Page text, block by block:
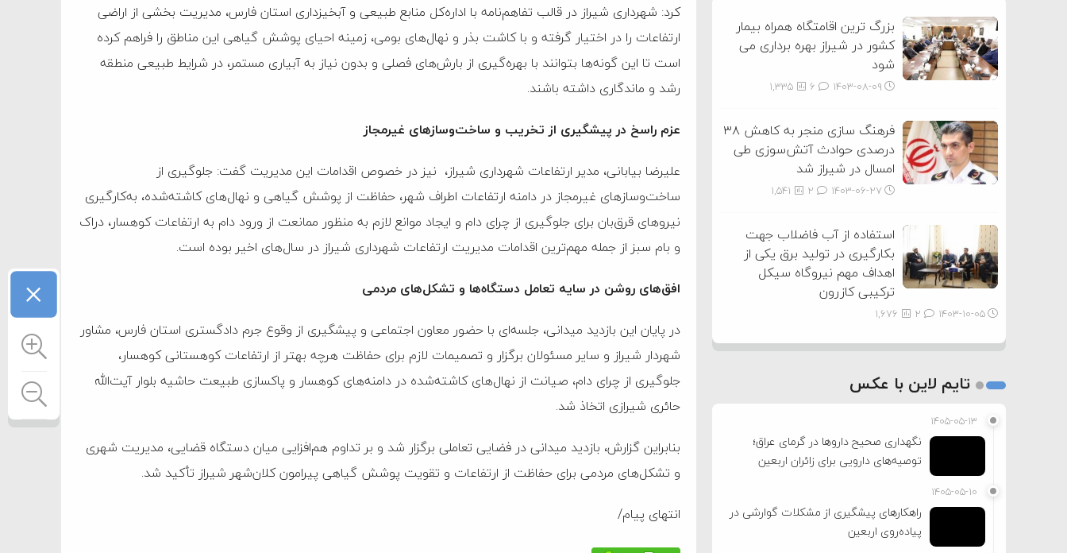
کرد: شهرداری شیراز در قالب تفاهم‌نامه با اداره‌کل منابع طبیعی و آبخیزداری استان فارس، مدیریت بخشی از اراضی
ارتفاعات را در اختیار گرفته و با کاشت بذر و نهال‌های بومی، زمینه احیای پوشش گیاهی این مناطق را فراهم کرده
است تا این گونه‌ها بتوانند با بهره‌گیری از بارش‌های فصلی و بدون نیاز به آبیاری مستمر، در شرایط طبیعی منطقه
رشد و ماندگاری داشته باشند.
عزم راسخ در پیشگیری از تخریب و ساخت‌وسازهای غیرمجاز
علیرضا بیابانی، مدیر ارتفاعات شهرداری شیراز، نیز در خصوص اقدامات این مدیریت گفت: جلوگیری از
ساخت‌وسازهای غیرمجاز در دامنه ارتفاعات اطراف شهر، حفاظت از پوشش گیاهی و نهال‌های کاشته‌شده، به‌کارگیری
نیروهای قرق‌بان برای جلوگیری از چرای دام و ایجاد موانع لازم به منظور ممانعت از ورود دام به ارتفاعات کوهسار، دراک
و بام سبز از جمله مهم‌ترین اقدامات مدیریت ارتفاعات شهرداری شیراز در سال‌های اخیر بوده است.
افق‌های روشن در سایه تعامل دستگاه‌ها و تشکل‌های مردمی
در پایان این بازدید میدانی، جلسه‌ای با حضور معاون اجتماعی و پیشگیری از وقوع جرم دادگستری استان فارس، مشاور
شهردار شیراز و سایر مسئولان برگزار و تصمیمات لازم برای حفاظت هرچه بهتر از ارتفاعات کوهستانی کوهسار،
جلوگیری از چرای دام، صیانت از نهال‌های کاشته‌شده در دامنه‌های کوهسار و پاکسازی طبیعت حاشیه بلوار آیت‌الله
حائری شیرازی اتخاذ شد.
بنابراین گزارش، بازدید میدانی در فضایی تعاملی برگزار شد و بر تداوم هم‌افزایی میان دستگاه قضایی، مدیریت شهری
و تشکل‌های مردمی برای حفاظت از ارتفاعات و تقویت پوشش گیاهی پیرامون کلان‌شهر شیراز تأکید شد.
انتهای پیام/
بزرگ ترین اقامتگاه همراه بیمار
کشور در شیراز بهره برداری می
شود
۱۴۰۳-۰۸-۰۹ 1,335
فرهنگ سازی منجر به کاهش ۳۸
درصدی حوادث آتش‌سوزی طی
امسال در شیراز شد
۱۴۰۳-۰۶-۲۷ 1,541
استفاده از آب فاضلاب جهت
بکارگیری در تولید برق یکی از
اهداف مهم نیروگاه سیکل
ترکیبی کازرون
۱۴۰۳-۱۰-۰۵ 1,676
تایم لاین با عکس
۱۴۰۵-۰۵-۱۳
نگهداری صحیح داروها در گرمای عراق؛
توصیه‌های دارویی برای زائران اربعین
۱۴۰۵-۰۵-۱۰
راهکارهای پیشگیری از مشکلات گوارشی در
پیاده‌روی اربعین
×